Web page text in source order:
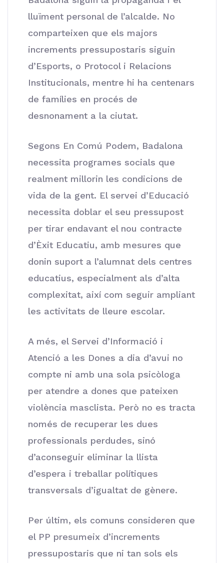
lluïment personal de l’alcalde. No
comparteixen que els majors
increments pressupostaris siguin
d’Esports, o Protocol i Relacions
Institucionals, mentre hi ha centenars
de famílies en procés de
desnonament a la ciutat.
Segons En Comú Podem, Badalona
necessita programes socials que
realment millorin les condicions de
vida de la gent. El servei d’Educació
necessita doblar el seu pressupost
per tirar endavant el nou contracte
d’Èxit Educatiu, amb mesures que
donin suport a l’alumnat dels centres
educatius, especialment als d’alta
complexitat, així com seguir ampliant
les activitats de lleure escolar.
A més, el Servei d’Informació i
Atenció a les Dones a dia d’avui no
compte ni amb una sola psicòloga
per atendre a dones que pateixen
violència masclista. Però no es tracta
només de recuperar les dues
professionals perdudes, sinó
d’aconseguir eliminar la llista
d’espera i treballar polítiques
transversals d’igualtat de gènere.
Per últim, els comuns consideren que
el PP presumeix d’increments
pressupostaris que ni tan sols els